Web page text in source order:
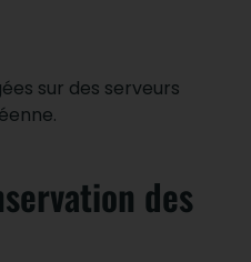
sur des serveurs
des